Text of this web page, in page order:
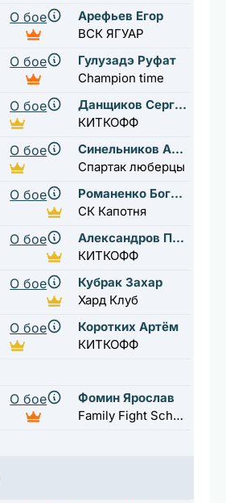
О бое
Арефьев Егор
ВСК ЯГУАР
О бое
Гулузадэ Руфат
Champion time
О бое
Данщиков Сергей
КИТКОФФ
О бое
Синельников Андрей
Спартак люберцы
О бое
Романенко Богдан
СК Капотня
О бое
Александров Пётр
КИТКОФФ
О бое
Кубрак Захар
Хард Клуб
О бое
Коротких Артём
КИТКОФФ
О бое
Фомин Ярослав
Family Fight School